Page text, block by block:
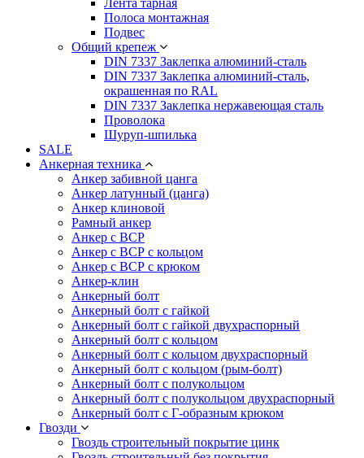
Лента тарная
Полоса монтажная
Подвес
Общий крепеж
DIN 7337 Заклепка алюминий-сталь
DIN 7337 Заклепка алюминий-сталь,
окрашенная по RAL
DIN 7337 Заклепка нержавеющая сталь
Проволока
Шуруп-шпилька
SALE
Анкерная техника
Анкер забивной цанга
Анкер латунный (цанга)
Анкер клиновой
Рамный анкер
Анкер с ВСР
Анкер с ВСР с кольцом
Анкер с ВСР с крюком
Анкер-клин
Анкерный болт
Анкерный болт с гайкой
Анкерный болт с гайкой двухраспорный
Анкерный болт с кольцом
Анкерный болт с кольцом двухраспорный
Анкерный болт с кольцом (рым-болт)
Анкерный болт с полукольцом
Анкерный болт с полукольцом двухраспорный
Анкерный болт с Г-образным крюком
Гвозди
Гвоздь строительный покрытие цинк